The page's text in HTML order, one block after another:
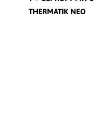
THERMATIK NEO